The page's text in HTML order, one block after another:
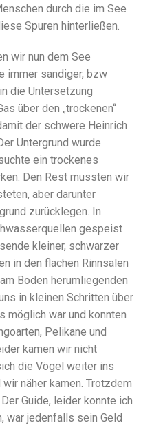
durch die im See
Spuren hinterließen.
wir nun dem See
immer sandiger, bzw
die Untersetzung
über den „trockenen“
der schwere Heinrich
Untergrund wurde
ein trockenes
Den Rest mussten wir
aber darunter
zurücklegen. In
gespeist
kleiner, schwarzer
in den flachen Rinnsalen
Boden herumliegenden
in kleinen Schritten über
möglich war und konnten
Pelikane und
kamen wir nicht
die Vögel weiter ins
näher kamen. Trotzdem
Guide, leider konnte ich
war jedenfalls sein Geld